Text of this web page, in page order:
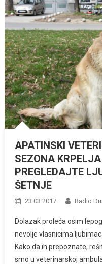
APATINSKI
SEZONA
PREGLEDAJTE
ŠETNJE
23.03.2017. Radio
Dolazak proleća osim
nevolje vlasnicima
Kako da ih prepoznate,
smo u veterinarskoj